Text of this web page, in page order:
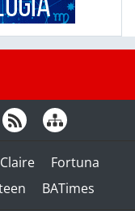
Fortuna
BATimes